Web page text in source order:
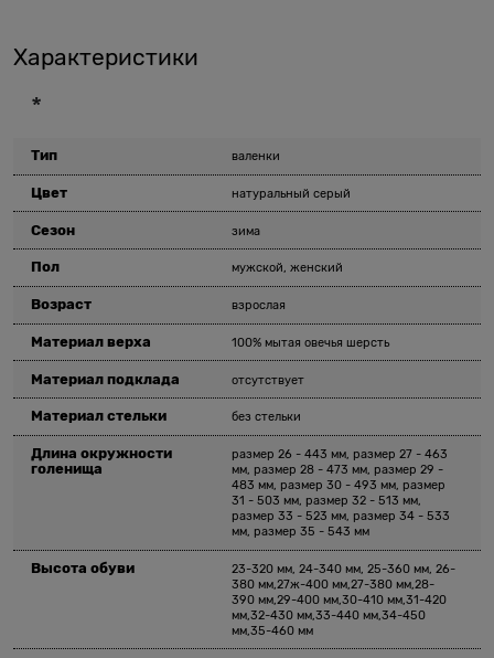
Характеристики
*
Тип валенки
Цвет натуральный серый
Сезон зима
Пол мужской, женский
Возраст взрослая
Материал верха 100% мытая овечья шерсть
Материал подклада отсутствует
Материал стельки без стельки
Длина окружности
голенища
размер 26 - 443 мм, размер 27 - 463
мм, размер 28 - 473 мм, размер 29 -
483 мм, размер 30 - 493 мм, размер
31 - 503 мм, размер 32 - 513 мм,
размер 33 - 523 мм, размер 34 - 533
мм, размер 35 - 543 мм
Высота обуви
23-320 мм, 24-340 мм, 25-360 мм, 26-
380 мм,27ж-400 мм,27-380 мм,28-
390 мм,29-400 мм,30-410 мм,31-420
мм,32-430 мм,33-440 мм,34-450
мм,35-460 мм